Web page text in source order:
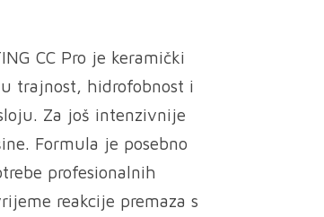
CC Pro je keramički
trajnost, hidrofobnost i
Za još intenzivnije
Formula je posebno
profesionalnih
reakcije premaza s